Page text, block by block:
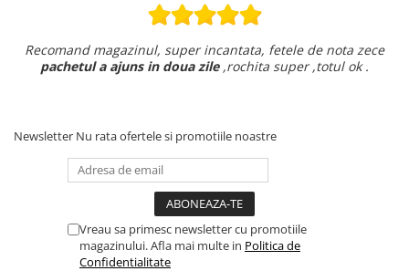
Recomand magazinul, super incantata, fetele de nota zece
pachetul a ajuns in doua zile,rochita super ,totul ok .
Newsletter Nu rata ofertele si promotiile noastre
Vreau sa primesc newsletter cu promotiile
magazinului. Afla mai multe in Politica de
Confidentialitate